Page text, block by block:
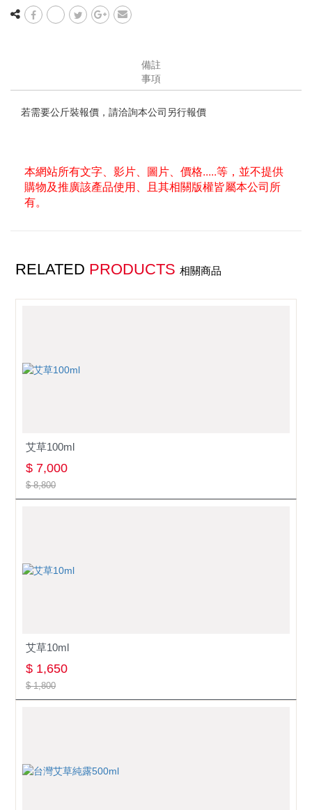
備註
事項
若需要公斤裝報價，請洽詢本公司另行報價
本網站所有文字、影片、圖片、價格.....等，並不提供
購物及推廣該產品使用、且其相關版權皆屬本公司所
有。
RELATED PRODUCTS 相關商品
艾草100ml
$ 7,000
$ 8,800
艾草10ml
$ 1,650
$ 1,800